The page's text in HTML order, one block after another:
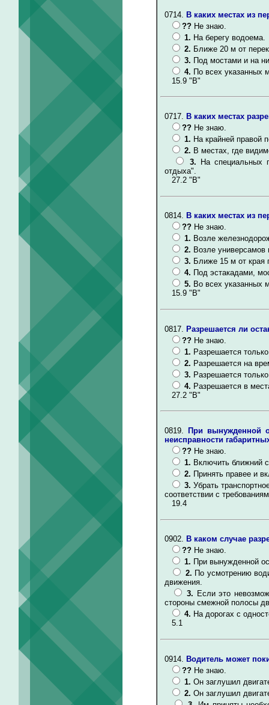
0714.
В каких местах из
?? Не знаю.
1. На берегу водоема.
2. Ближе 20 м от
3. Под мостами и на
4. По всех указанных
15.9 "В"
0717. В каких местах
?? Не знаю.
1. На крайней правой
2. В местах, где
3.
На специальных
отдыха".
27.2 "В"
0814. В каких местах из
?? Не знаю.
1. Возле
2. Возле универсамов
3. Ближе 15 м от края
4. Под эстакадами,
5. Во всех указанных
15.9 "В"
0817.
Разрешается ли
?? Не знаю.
1. Разрешается
2. Разрешается на
3. Разрешается
4. Разрешается в
27.2 "В"
0819.
При вынужденной
неисправности
?? Не знаю.
1. Включить ближний
2. Принять правее и
3.Убрать
соответствии с
19.4
0902. В каком случае
?? Не знаю.
1. При вынужденной
2. По усмотрению
движения.
3. Если это
стороны смежной полосы
4. На дорогах с
5.1
0914. Водитель может
?? Не знаю.
1. Он заглушил
2. Он заглушил